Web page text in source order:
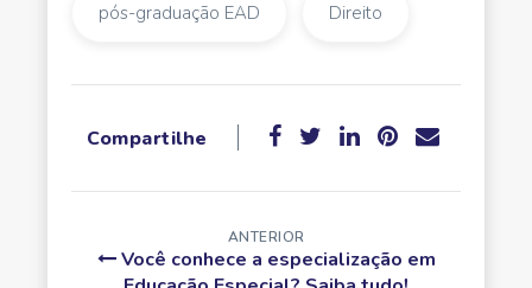
pós-graduação EAD Direito
Compartilhe
ANTERIOR
Você conhece a especialização em